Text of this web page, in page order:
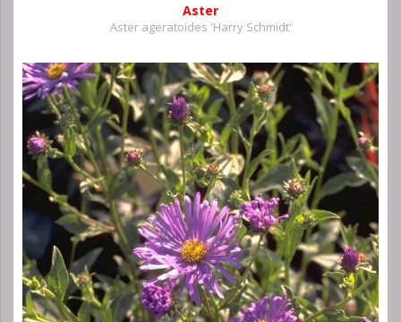
Aster
Aster ageratoides 'Harry Schmidt'